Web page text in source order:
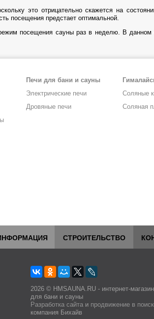
это отрицательно скажется на
посещения предстает оптимальной.
посещения сауны раз в неделю. В данном
Печи для бани и сауны
Электрические печи
Дровяные печи
Соляные
Соляная
СТРОИТЕЛЬСТВО
2026 © HMSAUNA.RU - интернет-
для бани и сауны
Разработка сайта и продвижение в
компания Бихайв